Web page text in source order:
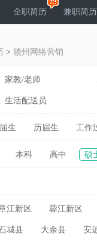
全职简历 兼职简历
> 赣州网络营销
家教/老师
生活配送员
生 历届生 工作
本科 高中 硕
江新区 蓉江新区
城县 大余县 安